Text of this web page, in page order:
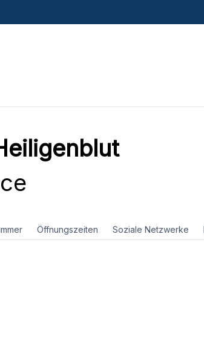
Öffnungszeiten Soziale Netzwerke